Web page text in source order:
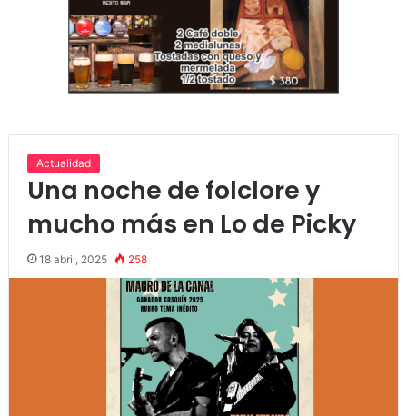
Actualidad
Una noche de folclore y
mucho más en Lo de Picky
18 abril, 2025 258